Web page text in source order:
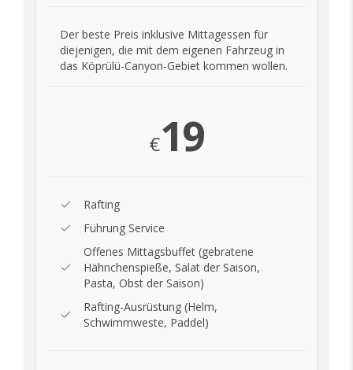
Der beste Preis inklusive Mittagessen für
diejenigen, die mit dem eigenen Fahrzeug in
das Köprülü-Canyon-Gebiet kommen wollen.
€19
Rafting
Führung Service
Offenes Mittagsbuffet (gebratene
Hähnchenspieße, Salat der Saison,
Pasta, Obst der Saison)
Rafting-Ausrüstung (Helm,
Schwimmweste, Paddel)